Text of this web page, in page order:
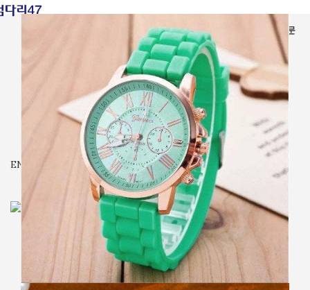
잡화기타입고예정회사소개
자주묻는질문
문의
LOGIN / REGISTER
₩0
ENG
MENU
₩0